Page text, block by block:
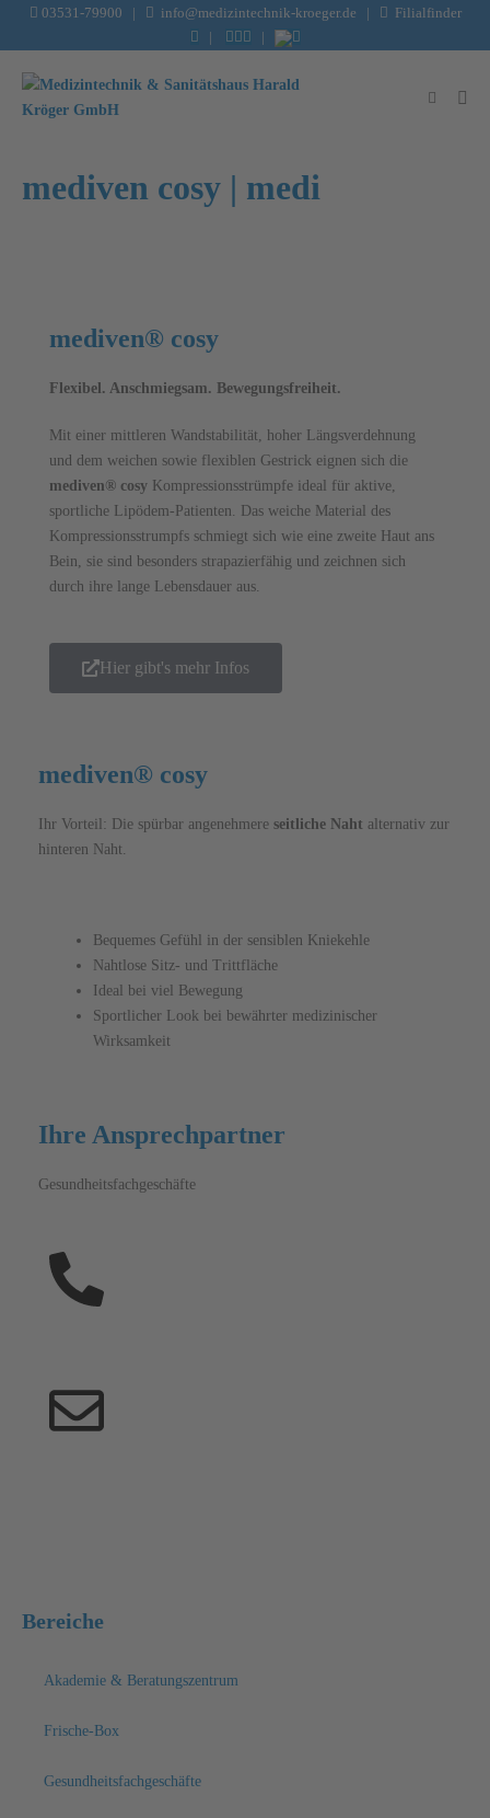
03531-79900 | info@medizintechnik-kroeger.de |
Filialfinder
|
|
mediven cosy | medi
mediven® cosy
Flexibel. Anschmiegsam. Bewegungs­freiheit.
Mit einer mittleren Wand­stabilität, hoher Längs­verdehnung
und dem weichen sowie flexiblen Gestrick eignen sich die
mediven® cosy Kompressionsstrümpfe ideal für aktive,
sportliche Lipödem-Patienten. Das weiche Material des
Kompressions­strumpfs schmiegt sich wie eine zweite Haut ans
Bein, sie sind besonders strapazierfähig und zeichnen sich
durch ihre lange Lebensdauer aus.
Hier gibt's mehr Infos
mediven® cosy
Ihr Vorteil: Die spürbar angenehmere seitliche Naht alternativ zur
hinteren Naht.
Bequemes Gefühl in der sensiblen Kniekehle
Nahtlose Sitz- und Trittfläche
Ideal bei viel Bewegung
Sportlicher Look bei bewährter medizinischer
Wirksamkeit
Ihre Ansprechpartner
Gesundheits­fach­geschäfte
Bereiche
Akademie & Beratungszentrum
Frische-Box
Gesundheitsfachgeschäfte